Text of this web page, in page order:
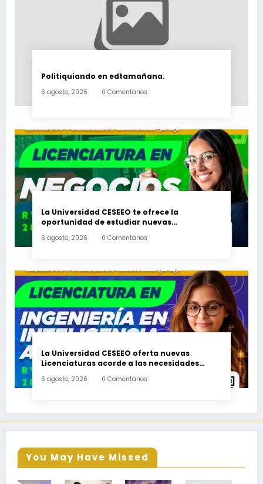
Politiquiando en edtamañana.
6 agosto, 2026 0 Comentarios
La Universidad CESEEO te ofrece la
oportunidad de estudiar nuevas
Escondido, Ixtepec y en la Matriz Juchitán.
6 agosto, 2026 0 Comentarios
La Universidad CESEEO oferta nuevas
Licenciaturas acorde a las necesidades
nivel medio superior
6 agosto, 2026 0 Comentarios
You May Have Missed